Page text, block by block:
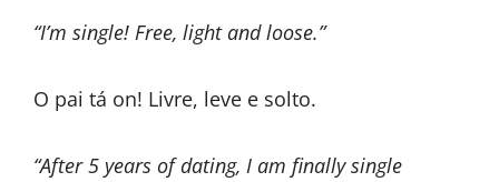
“I’m single! Free, light and loose.”
O pai tá on! Livre, leve e solto.
“After 5 years of dating, I am finally single